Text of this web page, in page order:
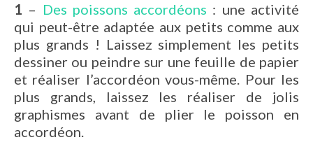
1 – Des poissons accordéons : une activité
qui peut-être adaptée aux petits comme aux
plus grands ! Laissez simplement les petits
dessiner ou peindre sur une feuille de papier
et réaliser l’accordéon vous-même. Pour les
plus grands, laissez les réaliser de jolis
graphismes avant de plier le poisson en
accordéon.